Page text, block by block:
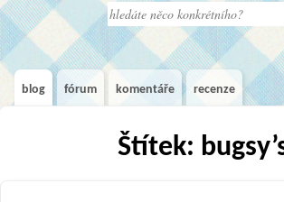
blog fórum komentáře recenze
Štítek: